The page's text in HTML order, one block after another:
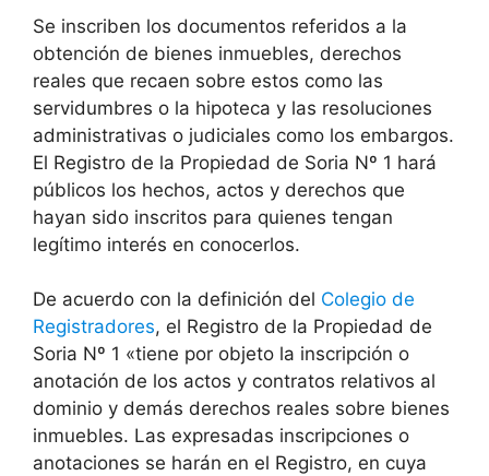
Se inscriben los documentos referidos a la
obtención de bienes inmuebles, derechos
reales que recaen sobre estos como las
servidumbres o la hipoteca y las resoluciones
administrativas o judiciales como los embargos.
El Registro de la Propiedad de Soria Nº 1 hará
públicos los hechos, actos y derechos que
hayan sido inscritos para quienes tengan
legítimo interés en conocerlos.
De acuerdo con la definición del Colegio de
Registradores, el Registro de la Propiedad de
Soria Nº 1 «tiene por objeto la inscripción o
anotación de los actos y contratos relativos al
dominio y demás derechos reales sobre bienes
inmuebles. Las expresadas inscripciones o
anotaciones se harán en el Registro, en cuya